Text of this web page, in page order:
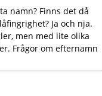
namn? Finns det då
Ja och nja.
men med lite olika
Frågor om efternamn